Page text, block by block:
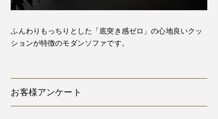
ふんわりもっちりとした「底突き感ゼロ」の心地良いクッ
ションが特徴のモダンソファです。
お客様アンケート